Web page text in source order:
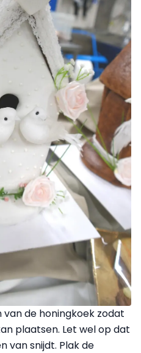
van de honingkoek zodat
plaatsen. Let wel op dat
van snijdt. Plak de